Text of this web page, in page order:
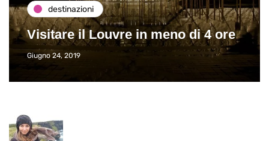
destinazioni
Visitare il Louvre in meno di 4 ore
Giugno 24, 2019